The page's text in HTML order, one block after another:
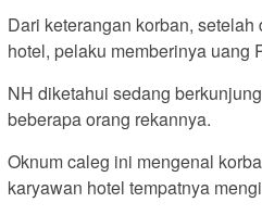
Dari keterangan korban,
hotel, pelaku memberinya uang
NH diketahui sedang
beberapa orang rekannya.
Oknum caleg ini mengenal
karyawan hotel tempatnya